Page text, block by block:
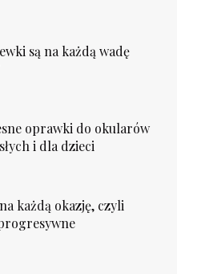
są na każdą wadę
oprawki do okularów
i dla dzieci
każdą okazję, czyli